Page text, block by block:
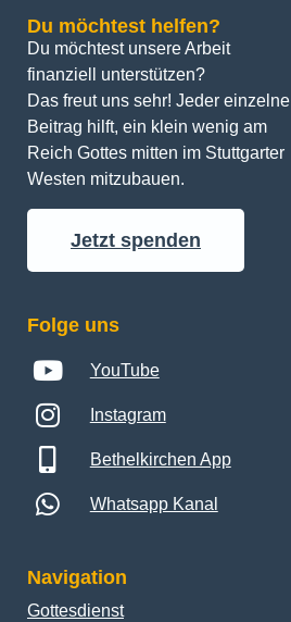
Du möchtest helfen?
Du möchtest unsere Arbeit
finanziell unterstützen?
Das freut uns sehr! Jeder einzelne
Beitrag hilft, ein klein wenig am
Reich Gottes mitten im Stuttgarter
Westen mitzubauen.
Jetzt spenden
Folge uns
YouTube
Instagram
Bethelkirchen App
Whatsapp Kanal
Navigation
Gottesdienst